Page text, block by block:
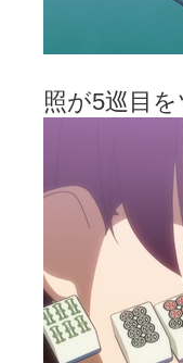
照が5巡目